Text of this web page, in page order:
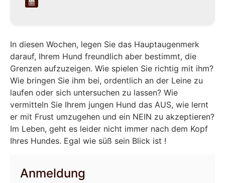
In diesen Wochen, legen Sie das Hauptaugenmerk
darauf, Ihrem Hund freundlich aber bestimmt, die
Grenzen aufzuzeigen. Wie spielen Sie richtig mit ihm?
Wie bringen Sie ihm bei, ordentlich an der Leine zu
laufen oder sich untersuchen zu lassen? Wie
vermitteln Sie Ihrem jungen Hund das AUS, wie lernt
er mit Frust umzugehen und ein NEIN zu akzeptieren?
Im Leben, geht es leider nicht immer nach dem Kopf
Ihres Hundes. Egal wie süß sein Blick ist !
Anmeldung